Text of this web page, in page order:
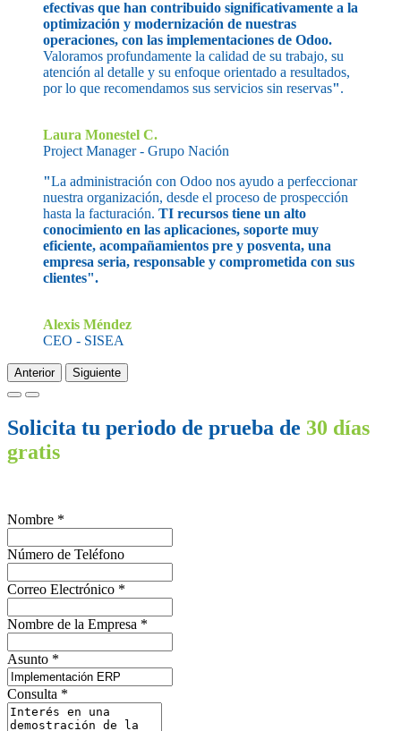
efectivas que han contribuido significativamente a la
optimización y modernización de nuestras
operaciones, con las implementaciones de Odoo.
Valoramos profundamente la calidad de su trabajo, su
atención al detalle y su enfoque orientado a resultados,
por lo que recomendamos sus servicios sin reservas".
Laura Monestel C.
Project Manager - Grupo Nación
"La administración con Odoo nos ayudo a perfeccionar
nuestra organización, desde el proceso de prospección
hasta la facturación. TI recursos tiene un alto
conocimiento en las aplicaciones, soporte muy
eficiente, acompañamientos pre y posventa, una
empresa seria, responsable y comprometida con sus
clientes".
Alexis Méndez
CEO - SISEA
Anterior Siguiente
Solicita tu periodo de prueba de 30 días
gratis
Nombre *
Número de Teléfono
Correo Electrónico *
Nombre de la Empresa *
Asunto *
Consulta *